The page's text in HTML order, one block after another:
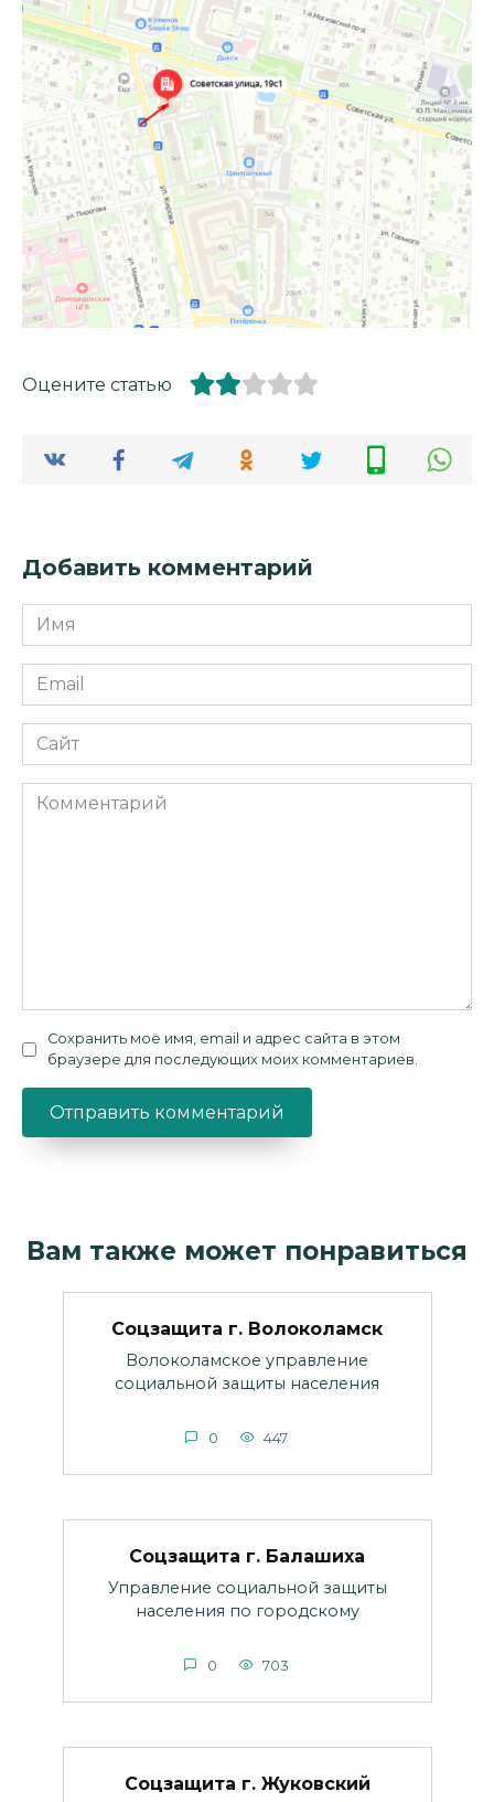
Оцените статью
Добавить комментарий
Имя
*
Email
*
Сайт
Комментарий
Сохранить моё имя, email и адрес сайта в этом
браузере для последующих моих комментариев.
Вам также может понравиться
Соцзащита г. Волоколамск
Волоколамское управление
социальной защиты населения
0 447
Соцзащита г. Балашиха
Управление социальной защиты
населения по городскому
0 703
Соцзащита г. Жуковский